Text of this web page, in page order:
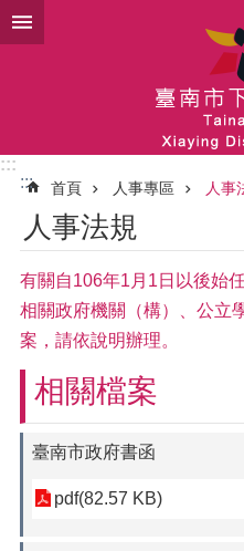
跳到主要內容區塊
:::
:::
首頁 人事專區 人事
人事法規
有關自106年1月1日以後始
相關政府機關（構）、公立
案，請依說明辦理。
相關檔案
臺南市政府書函
pdf(82.57 KB)